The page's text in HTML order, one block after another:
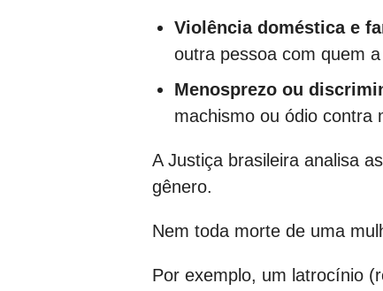
Violência doméstica e
outra pessoa com quem
Menosprezo ou
machismo ou ódio contra
A Justiça brasileira analisa
gênero.
Nem toda morte de uma
Por exemplo, um latrocínio